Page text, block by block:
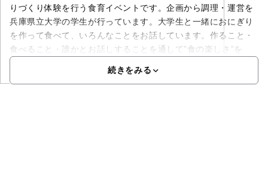
りづくり体験を行う食育イベントです。企画から調理・運営を
兵庫県立大学の学生が行っています。大学生と一緒におにぎり
を作って食べて、いろんなことをお話しています。作ること・
食べること・誰かとお話しすることを通して”食の楽しさ”を
続きをみる